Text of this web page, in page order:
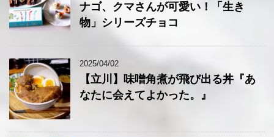
ナゴ、クマさんが可愛い！「生き
物」シリーズチョコ
2025/04/02
【立川】味噌角煮が飛び出る丼『あ
なたに会えてよかった。』